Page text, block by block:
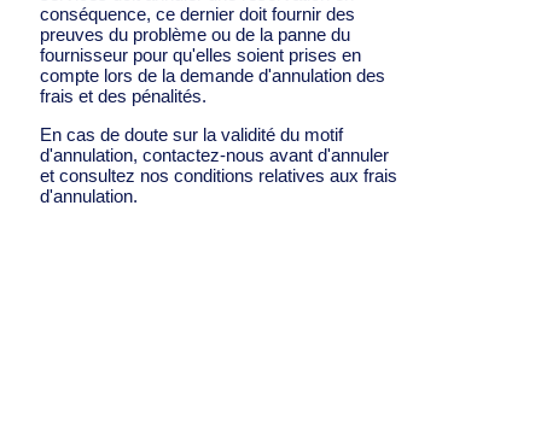
conséquence, ce dernier doit fournir des
preuves du problème ou de la panne du
fournisseur pour qu'elles soient prises en
compte lors de la demande d'annulation des
frais et des pénalités.
En cas de doute sur la validité du motif
d'annulation, contactez-nous avant d'annuler
et consultez nos conditions relatives aux frais
d'annulation.